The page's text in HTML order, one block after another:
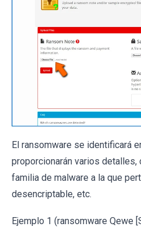
El ransomware se identificará
proporcionarán varios detalles,
familia de malware a la que
desencriptable, etc.
Ejemplo 1 (ransomware Qewe